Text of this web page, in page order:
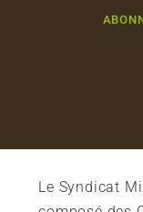
Le Syndicat